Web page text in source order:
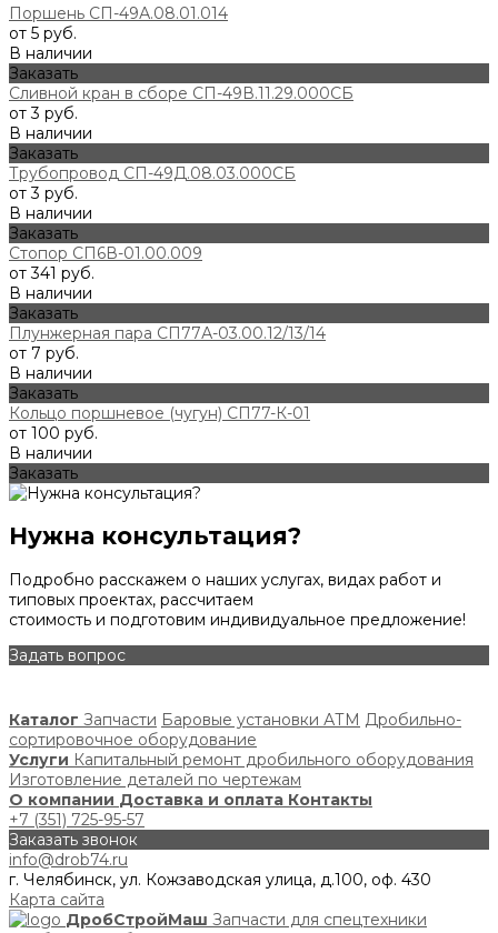
Поршень СП-49А.08.01.014
от 5 руб.
В наличии
Заказать
Сливной кран в сборе СП-49В.11.29.000СБ
от 3 руб.
В наличии
Заказать
Трубопровод СП-49Д.08.03.000СБ
от 3 руб.
В наличии
Заказать
Стопор СП6В-01.00.009
от 341 руб.
В наличии
Заказать
Плунжерная пара СП77А-03.00.12/13/14
от 7 руб.
В наличии
Заказать
Кольцо поршневое (чугун) СП77-К-01
от 100 руб.
В наличии
Заказать
Нужна консультация?
Подробно расскажем о наших услугах, видах работ и
типовых проектах, рассчитаем
стоимость и подготовим индивидуальное предложение!
Задать вопрос
Каталог Запчасти Баровые установки АТМ Дробильно-
сортировочное оборудование
Услуги Капитальный ремонт дробильного оборудования
Изготовление деталей по чертежам
О компании Доставка и оплата Контакты
+7 (351) 725-95-57
Заказать звонок
info@drob74.ru
г. Челябинск, ул. Кожзаводская улица, д.100, оф. 430
Карта сайта
ДробСтройМаш Запчасти для спецтехники